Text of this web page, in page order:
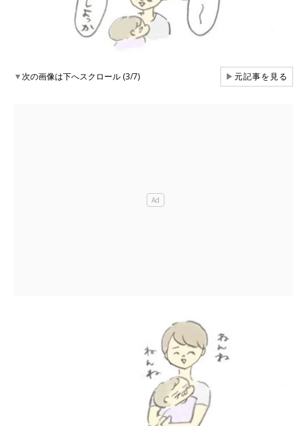
▼次の画像は下へスクロール (3/7) ▶元記事を見る